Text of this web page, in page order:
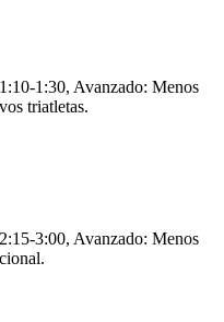
1:30, Avanzado: Menos
triatletas.
3:00, Avanzado: Menos